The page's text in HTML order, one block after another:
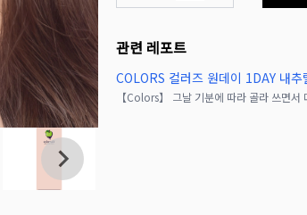
관련 레포트
COLORS 컬러즈 원데이 1DAY 내추